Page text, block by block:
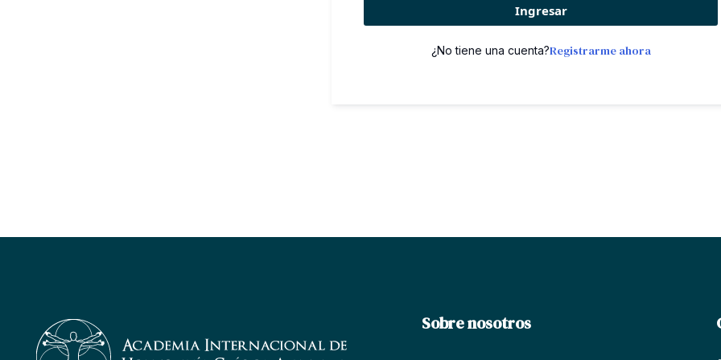
Ingresar
¿No tiene una cuenta?Registrarme ahora
Sobre nosotros